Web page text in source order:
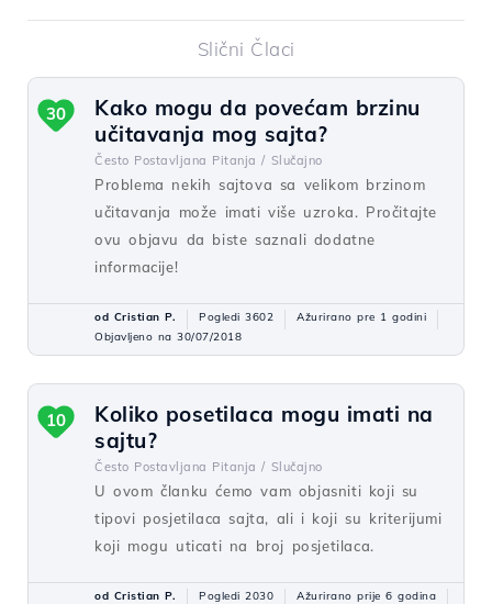
Slični Člaci
Kako mogu da povećam brzinu
učitavanja mog sajta?
Često Postavljana Pitanja / Slučajno
Problema nekih sajtova sa velikom brzinom
učitavanja može imati više uzroka. Pročitajte
ovu objavu da biste saznali dodatne
informacije!
30
od Cristian P. Pogledi 3602
Ažurirano pre 1 godini
Objavljeno na 30/07/2018
Koliko posetilaca mogu imati na
sajtu?
Često Postavljana Pitanja / Slučajno
U ovom članku ćemo vam objasniti koji su
tipovi posjetilaca sajta, ali i koji su kriterijumi
koji mogu uticati na broj posjetilaca.
10
od Cristian P. Pogledi 2030
Ažurirano prije 6 godina